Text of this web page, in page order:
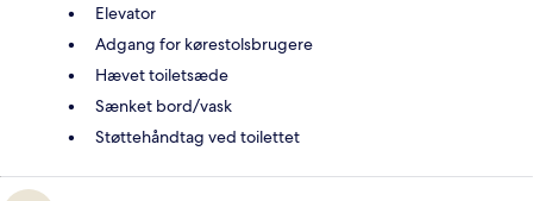
Elevator
Adgang for kørestolsbrugere
Hævet toiletsæde
Sænket bord/vask
Støttehåndtag ved toilettet